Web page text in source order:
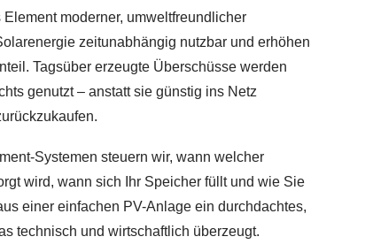
moderner, umweltfreundlicher
zeitunabhängig nutzbar und erhöhen
Tagsüber erzeugte Überschüsse werden
genutzt – anstatt sie günstig ins Netz
Systemen steuern wir, wann welcher
wird, wann sich Ihr Speicher füllt und wie Sie
einer einfachen PV-Anlage ein durchdachtes,
technisch und wirtschaftlich überzeugt.